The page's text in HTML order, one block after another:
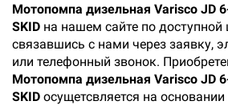
Мотопомпа дизельная Varisco JD
SKID на нашем сайте по
связавшись с нами через заявку,
или телефонный звонок.
Мотопомпа дизельная Varisco JD
SKID осущетсвляется на